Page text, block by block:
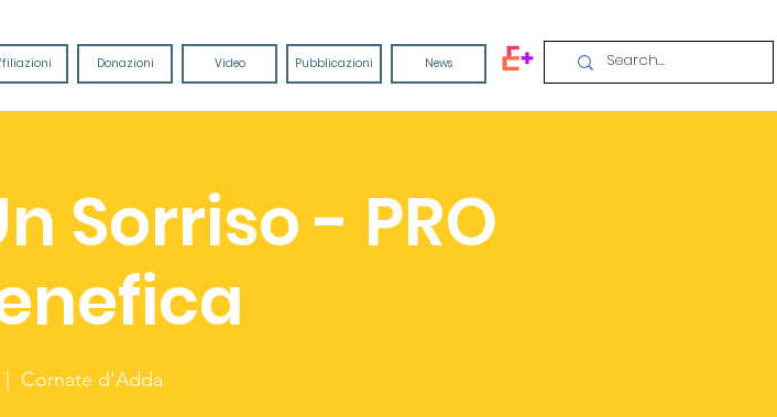
Donazioni Video Pubblicazioni News
Sorriso - PRO
Cornate d'Adda